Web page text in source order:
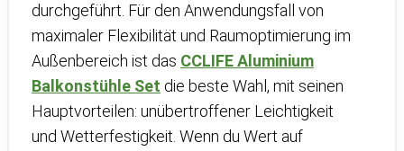
durchgeführt. Für den Anwendungsfall von
maximaler Flexibilität und Raumoptimierung im
Außenbereich ist das CCLIFE Aluminium
Balkonstühle Set die beste Wahl, mit seinen
Hauptvorteilen: unübertroffener Leichtigkeit
und Wetterfestigkeit. Wenn du Wert auf